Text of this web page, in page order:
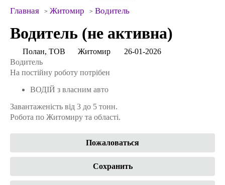
Главная Житомир Водитель
Водитель (не активна)
Полан, ТОВ Житомир
26-01-2026
Водитель
На постійну роботу потрібен
ВОДІЙ з власним авто
Завантаженість від 3 до 5 тонн.
Робота по Житомиру та області.
Пожаловаться
Сохранить